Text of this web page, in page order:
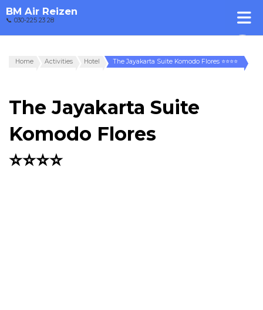
BM Air Reizen
📞 030-225 23 28
Home Activities Hotel The Jayakarta Suite Komodo Flores ⭐⭐⭐⭐
The Jayakarta Suite
Komodo Flores
⭐⭐⭐⭐